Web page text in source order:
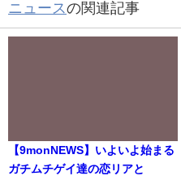
ニュースの関連記事
【9monNEWS】いよいよ始まる
ガチムチゲイ達の恋リアと